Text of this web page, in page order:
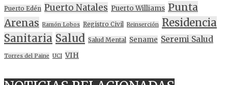
Puerto Edén Puerto Natales Puerto Williams Punta
Arenas Ramón Lobos Registro Civil Reinserción Residencia
Sanitaria Salud Salud Mental Sename Seremi Salud
Torres del Paine UCI VIH